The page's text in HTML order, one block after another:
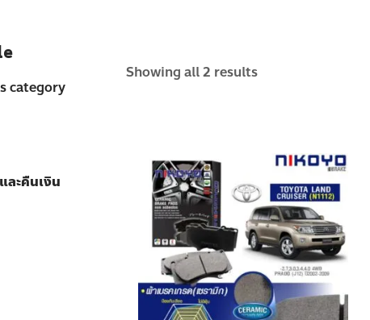
Showing all 2 results
category
ละคืนเงิน